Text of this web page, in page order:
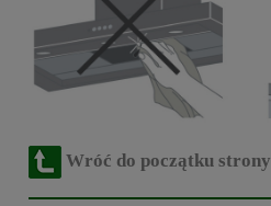
Wróć do początku strony